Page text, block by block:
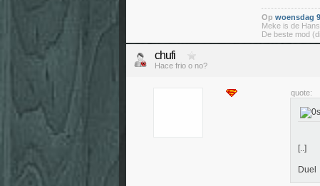
Op woensdag
Meke is de
De beste mod
chufi
Hace frio o no?
quote:
[..]
Duel